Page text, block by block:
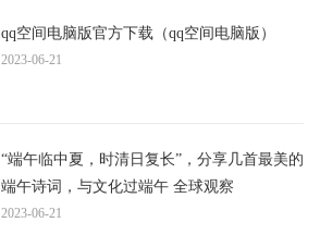
qq空间电脑版官方下载（qq空间电脑版）
2023-06-21
“端午临中夏，时清日复长”，分享几首最美的
端午诗词，与文化过端午 全球观察
2023-06-21